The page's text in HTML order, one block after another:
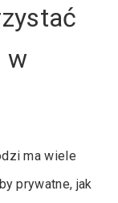
w
ma wiele
prywatne, jak